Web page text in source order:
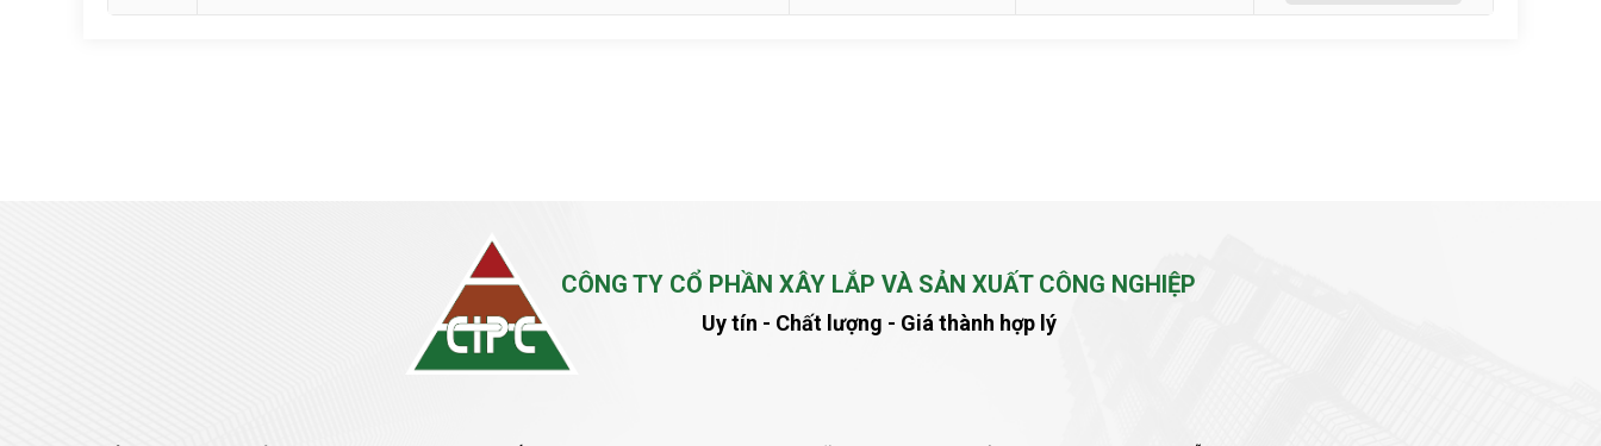
CÔNG TY CỔ PHẦN XÂY LẮP VÀ SẢN XUẤT CÔNG NGHIỆP
Uy tín - Chất lượng - Giá thành hợp lý